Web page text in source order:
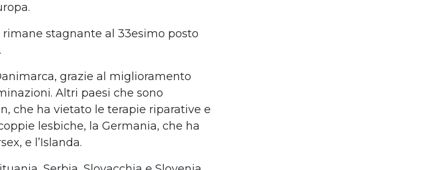
rimane stagnante al 33esimo posto
grazie al miglioramento
Altri paesi che sono
che ha vietato le terapie riparative e
lesbiche, la Germania, che ha
e l’Islanda.